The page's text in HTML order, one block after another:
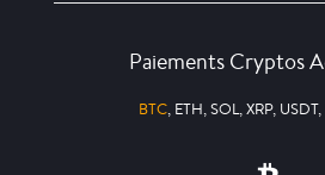
Paiements Cryptos
BTC, ETH, SOL, XRP,